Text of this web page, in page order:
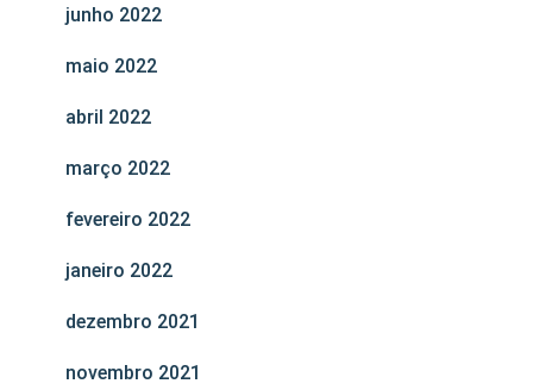
junho 2022
maio 2022
abril 2022
março 2022
fevereiro 2022
janeiro 2022
dezembro 2021
novembro 2021